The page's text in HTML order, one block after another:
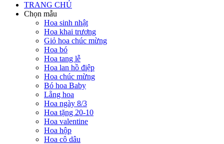
TRANG CHỦ
Chọn mẫu
Hoa sinh nhật
Hoa khai trương
Giỏ hoa chúc mừng
Hoa bó
Hoa tang lễ
Hoa lan hồ điệp
Hoa chúc mừng
Bó hoa Baby
Lẵng hoa
Hoa ngày 8/3
Hoa tặng 20-10
Hoa valentine
Hoa hộp
Hoa cô dâu